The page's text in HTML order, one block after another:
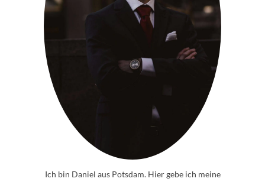
Ich bin Daniel aus Potsdam. Hier gebe ich meine